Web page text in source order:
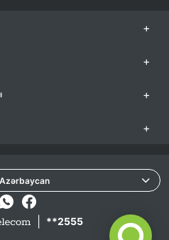
+
+
+
+
**2555
Azərbaycan